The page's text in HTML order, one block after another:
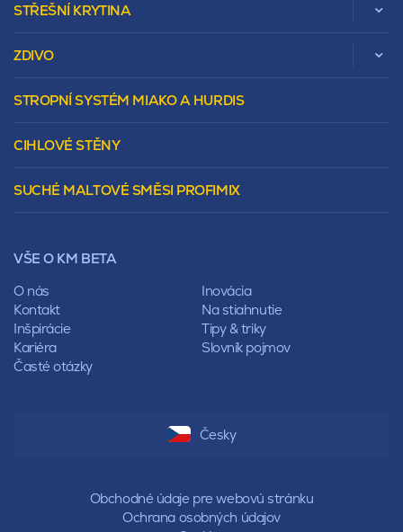
STŘEŠNÍ KRYTINA
Beta
Sedlová
Valbová
Stanová
Mansardová
Pultová
Sedlová
Polovalbová
Stanová
Mansardová
Pultová
Hodonka
ZDIVO
Murovacie bloky
Tepelnoizolačný prvok
Vencovky
Preklady
Lícové murivo
Pálené zdivo Profiblok
Nosné murivo
Priečky
Vencovky
Preklady
STROPNÍ SYSTÉM MIAKO A HURDIS
CIHLOVÉ STĚNY
SUCHÉ MALTOVÉ SMĚSI PROFIMIX
VŠE O KM BETA
O nás
Inovácia
Kontakt
Na stiahnutie
Inšpirácie
Tipy & triky
Kariéra
Slovník pojmov
Časté otázky
Česky
Obchodné údaje pre webovú stránku
Ochrana osobných údajov